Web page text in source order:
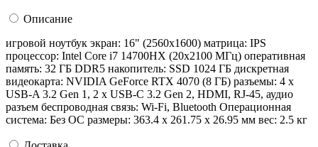
Описание
игровой ноутбук экран: 16" (2560x1600) матрица: IPS
процессор: Intel Core i7 14700HX (20x2100 МГц) оперативная
память: 32 ГБ DDR5 накопитель: SSD 1024 ГБ дискретная
видеокарта: NVIDIA GeForce RTX 4070 (8 ГБ) разъемы: 4 x
USB-A 3.2 Gen 1, 2 x USB-C 3.2 Gen 2, HDMI, RJ-45, аудио
разъем беспроводная связь: Wi-Fi, Bluetooth Операционная
система: Без ОС pазмеры: 363.4 x 261.75 x 26.95 мм вес: 2.5 кг